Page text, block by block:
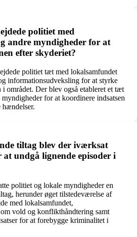
politiet med
andre myndigheder for at
efter skyderiet?
politiet tæt med lokalsamfundet
informationsudveksling for at styrke
området. Der blev også etableret et tæt
myndigheder for at koordinere indsatsen
hændelser.
tiltag blev der iværksat
undgå lignende episoder i
politiet og lokale myndigheder en
herunder øget tilstedeværelse af
med lokalsamfundet,
vold og konflikthåndtering samt
for at forebygge kriminalitet i